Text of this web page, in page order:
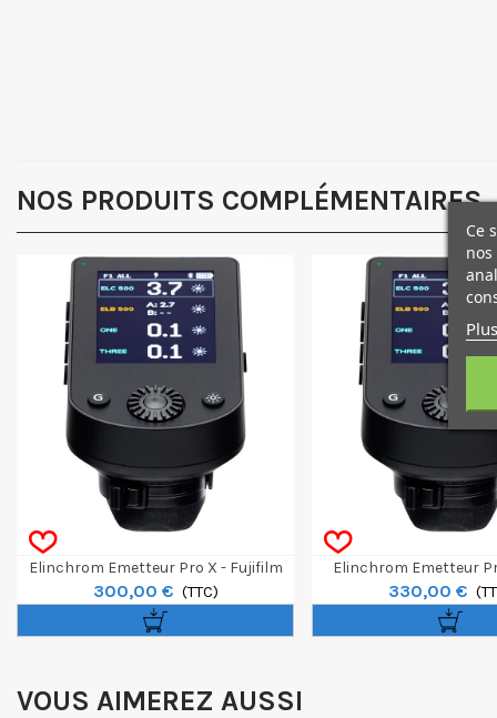
NOS PRODUITS COMPLÉMENTAIRES
Elinchrom Emetteur Pro X - Fujifilm
300,00 € (TTC)
Elinchrom Emetteur
330,00 €
VOUS AIMEREZ AUSSI
Ce